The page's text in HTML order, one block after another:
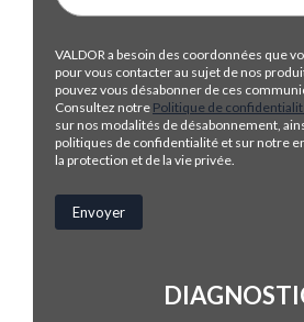
VALDOR a besoin des coordonnées que
pour vous contacter au sujet de nos
pouvez vous désabonner de ces
Consultez notre Politique de
sur nos modalités de désabonnement,
politiques de confidentialité et sur notre
la protection et de la vie privée.